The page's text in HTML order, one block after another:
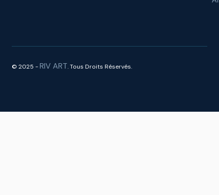
© 2025 -RIV ART. Tous Droits Réservés.